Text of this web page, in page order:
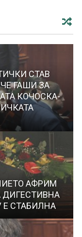
СТАВ
ГАШИ ЗА
КОЧОСКА-
АФРИМ
ДИГЕСТИВНА
Е СТАБИЛНА